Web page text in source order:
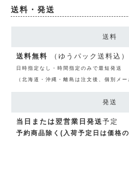
送料・発送
送料
送料無料 （ゆうパック送料込）
日時指定なし・時間指定のみで最短発送
（北海道・沖縄・離島は注文後、個別メ
発送
当日または翌営業日発送予定
予約商品除く(入荷予定日は価格